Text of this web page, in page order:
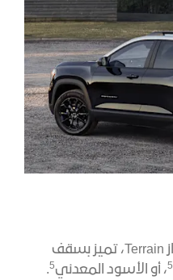
لأول مرة على الإطلاق في طراز Terrain، تميز بسقف
5، أو الأسود المعدني5
.